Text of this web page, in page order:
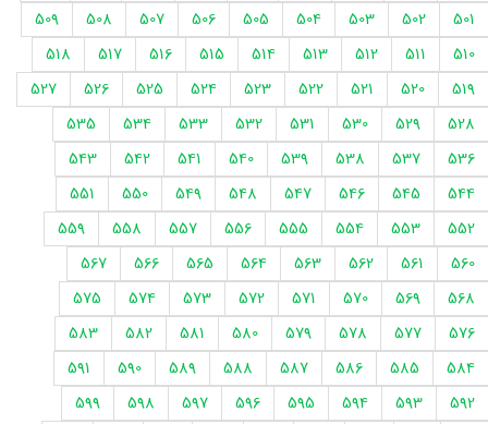
501
502
503
504
505
506
507
508
509
510
511
512
513
514
515
516
517
518
519
520
521
522
523
524
525
526
527
528
529
530
531
532
533
534
535
536
537
538
539
540
541
542
543
544
545
546
547
548
549
550
551
552
553
554
555
556
557
558
559
560
561
562
563
564
565
566
567
568
569
570
571
572
573
574
575
576
577
578
579
580
581
582
583
584
585
586
587
588
589
590
591
592
593
594
595
596
597
598
599